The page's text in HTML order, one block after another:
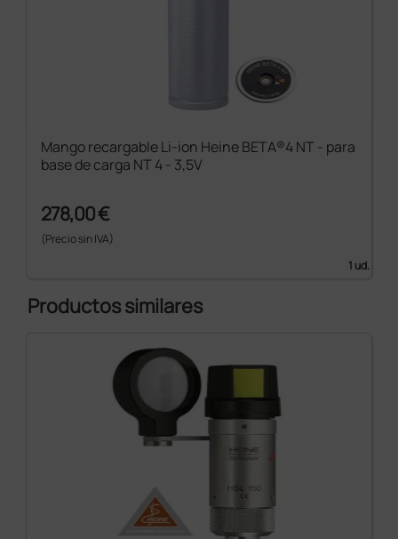
Mango recargable Li-ion Heine BETA®4 NT - para
base de carga NT 4 - 3,5V
278,00 €
(Precio sin IVA)
1 ud.
Productos similares